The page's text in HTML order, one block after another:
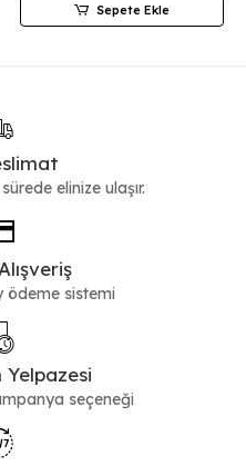
Sepete Ekle
elinize ulaşır.
ödeme sistemi
Yelpazesi
seçeneği